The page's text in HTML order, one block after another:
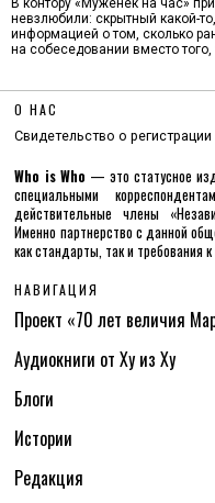
В контору «Муженёк на час»
невзлюбили: скрытный какой-
информацией о том, сколько
на собеседовании вместо
О НАС
Свидетельство о
Who is Who — это статусное
специальными
действительные члены
Именно партнерство с данной
как стандарты, так и требования
НАВИГАЦИЯ
Проект «70 лет величия
Аудиокниги от Ху из Ху
Блоги
Истории
Редакция